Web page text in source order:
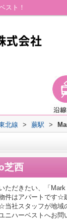
スト！
北線 > 蕨駅 >
芝西
ただきたい、「
件はアパートです☆
当社スタッフが地域
ニハーベストへお問